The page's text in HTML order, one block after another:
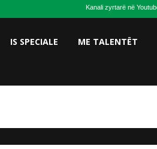
Kanali zyrtarë në
IS SPECIALE ME TALENTËT